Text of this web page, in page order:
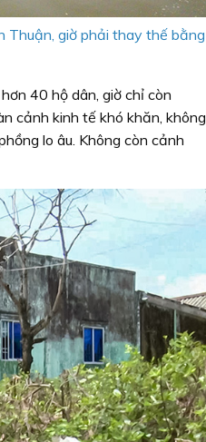
Thuận, giờ phải thay thế bằng
40 hộ dân, giờ chỉ còn
cảnh kinh tế khó khăn, không
lo âu. Không còn cảnh